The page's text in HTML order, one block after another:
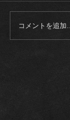
《ご成約
ル メルセ
コメントを追加…